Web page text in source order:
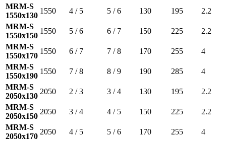
MRM-S
1550x130
1550 4 / 5 5 / 6 130 195
2.2
MRM-S
1550x150
1550 5 / 6 6 / 7 150 225
2.2
MRM-S
1550x170
1550 6 / 7 7 / 8 170 255
4
MRM-S
1550x190
1550 7 / 8 8 / 9 190 285
4
MRM-S
2050x130
2050 2 / 3 3 / 4 130 195
2.2
MRM-S
2050x150
2050 3 / 4 4 / 5 150 225
2.2
MRM-S
2050x170
2050 4 / 5 5 / 6 170 255
4